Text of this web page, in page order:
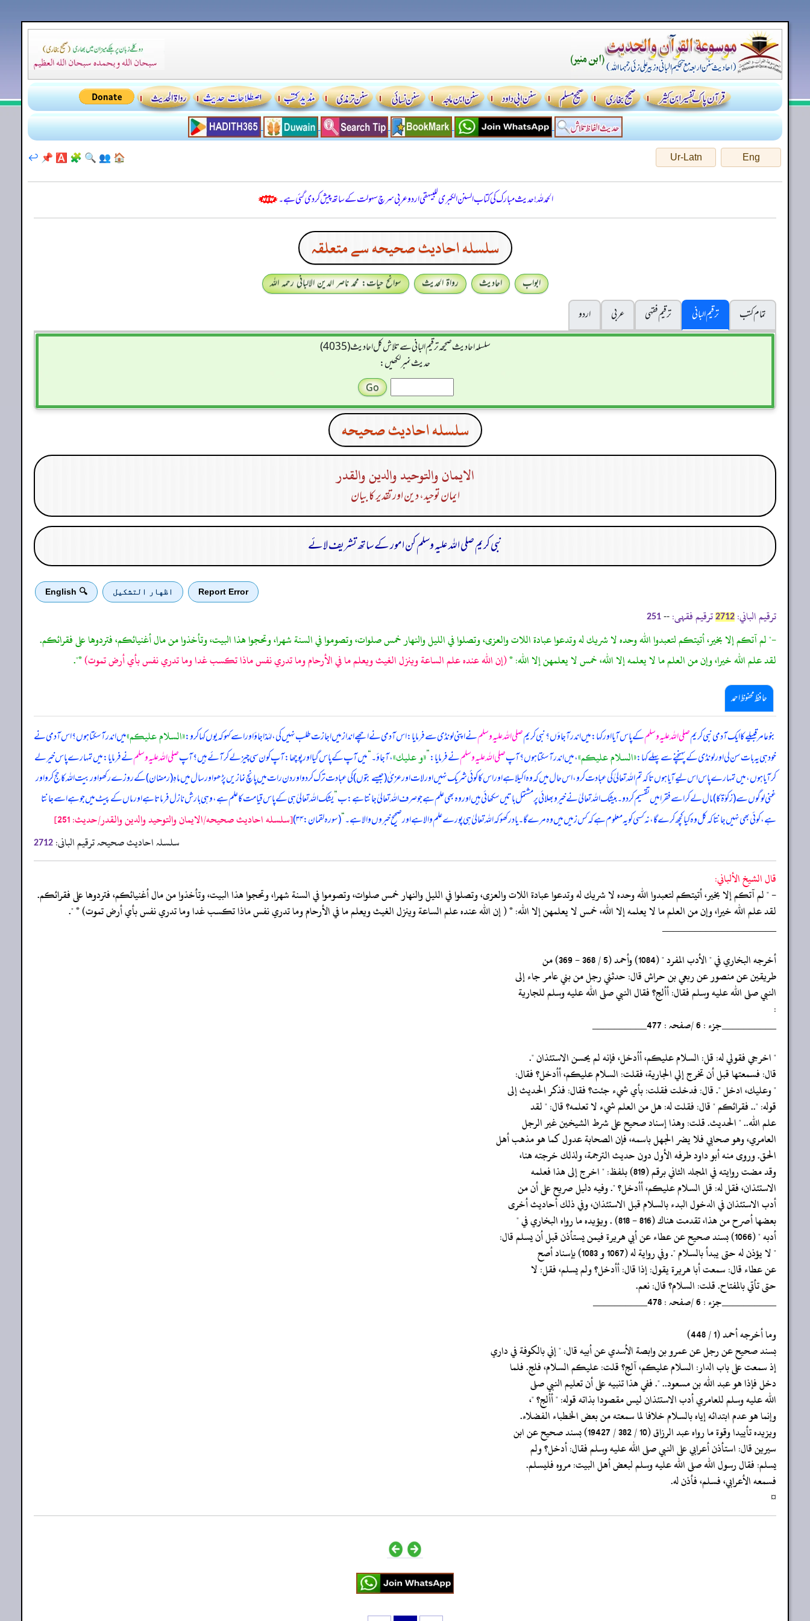
Eng
Ur-Latn
🏠
👥
🔍
🧩
🅰️
📌
↩️
الحمدللہ! حدیث مبارک کی کتاب السنن الكبرى للبيهقي اردو عربی سرچ سہولت کے ساتھ پیش کر دی گئی ہے۔
سلسله احاديث صحيحه سے متعلقہ
ابواب احادیث رواۃ الحدیث
سوانح حیات: محمد ناصر الدین الالبانی رحمہ اللہ
تمام کتب
ترقیم البانی ترقيم فقہی عربی
اردو
سلسله احاديث صحيحه ترقیم البانی سے تلاش کل احادیث (4035)
حدیث نمبر لکھیں:
سلسله احاديث صحيحه
الايمان والتوحيد والدين والقدر
ایمان توحید، دین اور تقدیر کا بیان
نبی کریم صلی اللہ علیہ وسلم کن امور کے ساتھ تشریف لائے
Report Error اظهار التشكيل 🔍 English
ترقیم الباني: 2712 ترقیم فقہی: --
251
-" لم آتكم إلا بخير، أتيتكم لتعبدوا الله وحده لا شريك له وتدعوا عبادة اللات والعزى، وتصلوا في الليل والنهار خمس صلوات، وتصوموا في السنة شهرا، وتحجوا هذا البيت، وتأخذوا من مال أغنيائكم، فتردوها على فقرائكم.
لقد علم الله خيرا، وإن من العلم ما لا يعلمه إلا الله، خمس لا يعلمهن إلا الله: *(إن الله عنده علم الساعة وينزل الغيث ويعلم ما في الأرحام وما تدري نفس ماذا تكسب غدا وما تدري نفس بأي أرض تموت)*".
حافظ محفوظ احمد
بنو عامر قبیلے کا ایک آدمی نبی کریمصلی اللہ علیہ وسلمکے پاس آیا اور کہا: میں اندر آ جاؤں؟ نبی کریمصلی اللہ علیہ وسلمنے اپنی لونڈی سے فرمایا: اس آدمی نے اچھے انداز میں اجازت طلب نہیں کی، لہٰذا جاؤ اور اسے کہو کہ یوں کہا کرو:«السلام عليكم»میں اندر آ سکتا ہوں؟ اس آدمی نے
خود ہی یہ بات سن لی اور لونڈی کے پہنچنے سے پہلے کہا:«السلام عليكم»، میں اندر آ سکتا ہوں؟ آپصلی اللہ علیہ وسلمنے فرمایا:”«و عليك»، آ جاؤ۔“میں آپ کے پاس گیا اور پوچھا: آپ کون سی چیز لے کر آئے ہیں؟ آپصلی اللہ علیہ وسلمنے فرمایا: میں تمہارے پاس خیر لے
کر آیا ہوں، میں تمہارے پاس اس لیے آیا ہوں تاکہ تم اللہ تعالیٰ کی عبادت کرو، اس حال میں کہ وہ اکیلا ہے اور اس کا کوئی شریک نہیں اور لات اور عزیٰ (جیسے بتوں) کی عبادت ترک کر دو اور دن رات میں پانچ نمازیں پڑھو اور سال میں ماہِ (رمضان) کے روزے رکھو اور بیت اللہ کا حج کرو اور
غنی لوگوں سے (زکوٰۃ کا) مال لے کر اسے فقرا میں تقسیم کر دو۔ بیشک اللہ تعالیٰ نے خیر و بھلائی پر مشتمل باتیں سکھائی ہیں اور وہ بھی علم ہے جو صرف اللہ تعالیٰ جانتا ہے: ب”یشک اللہ تعالیٰ ہی کے پاس قیامت کا علم ہے، وہی بارش نازل فرماتا ہے اور ماں کے پیٹ میں جو ہے اسے جانتا
ہے، کوئی بھی نہیں جانتا کہ کل وہ کیا کچھ کرے گا، نہ کسی کو یہ معلوم ہے کہ کس زمیں میں وہ مرے گا۔ یاد رکھو کہ اللہ تعالیٰ ہی پورے علم والا ہے اور صحیح خبروں والا ہے۔“(سورہ لقمان: ۳۴) [سلسله احاديث صحيحه/الايمان والتوحيد والدين والقدر/حدیث: 251]
سلسلہ احادیث صحیحہ ترقیم البانی: 2712
قال الشيخ الألباني:
- " لم آتكم إلا بخير، أتيتكم لتعبدوا الله وحده لا شريك له وتدعوا عبادة اللات والعزى، وتصلوا في الليل والنهار خمس صلوات، وتصوموا في السنة شهرا، وتحجوا هذا البيت، وتأخذوا من مال أغنيائكم، فتردوها على فقرائكم.
لقد علم الله خيرا، وإن من العلم ما لا يعلمه إلا الله، خمس لا يعلمهن إلا الله: * ( إن الله عنده علم الساعة وينزل الغيث ويعلم ما في الأرحام وما تدري نفس ماذا تكسب غدا وما تدري نفس بأي أرض تموت) * ".
‏‏‏‏_____________________
‏‏‏‏أخرجه البخاري في " الأدب المفرد " (1084) وأحمد (5 / 368 - 369) من
‏‏‏‏طريقين عن منصور عن ربعي بن حراش قال: حدثني رجل من بني عامر جاء إلى
‏‏‏‏النبي صلى الله عليه وسلم فقال: أألج؟ فقال النبي صلى الله عليه وسلم للجارية
‏‏‏‏:
‏‏‏‏__________جزء : 6 /صفحہ : 477__________
‏‏‏‏" اخرجي فقولي له: قل: السلام عليكم، أأدخل، فإنه لم يحسن الاستئذان ".
‏‏‏‏قال: فسمعتها قبل أن تخرج إلي الجارية، فقلت: السلام عليكم، أأدخل؟ فقال:
‏‏‏‏" وعليك، ادخل ". قال: فدخلت فقلت: بأي شيء جئت؟ فقال: فذكر الحديث إلى
‏‏‏‏قوله: ".. فقرائكم " قال: فقلت له: هل من العلم شيء لا تعلمه؟ قال: " لقد
‏‏‏‏علم الله.. " الحديث. قلت: وهذا إسناد صحيح على شرط الشيخين غير الرجل
‏‏‏‏العامري، وهو صحابي فلا يضر الجهل باسمه، فإن الصحابة عدول كما هو مذهب أهل
‏‏‏‏الحق. وروى منه أبو داود طرفه الأول دون حديث الترجمة، ولذلك خرجته هنا،
‏‏‏‏وقد مضت روايته في المجلد الثاني برقم (819) بلفظ: " اخرج إلى هذا فعلمه
‏‏‏‏الاستئذان، فقل له: قل السلام عليكم، أأدخل؟ ". وفيه دليل صريح على أن من
‏‏‏‏أدب الاستئذان في الدخول البدء بالسلام قبل الاستئذان، وفي ذلك أحاديث أخرى
‏‏‏‏بعضها أصرح من هذا، تقدمت هناك (816 - 818) . ويؤيده ما رواه البخاري في "
‏‏‏‏أدبه " (1066) بسند صحيح عن عطاء عن أبي هريرة فيمن يستأذن قبل أن يسلم قال:
‏‏‏‏" لا يؤذن له حتى يبدأ بالسلام ". وفي رواية له (1067 و 1083) بإسناد أصح
‏‏‏‏عن عطاء قال: سمعت أبا هريرة يقول: إذا قال: أأدخل؟ ولم يسلم، فقل: لا
‏‏‏‏حتى تأتي بالمفتاح. قلت: السلام؟ قال: نعم.
‏‏‏‏__________جزء : 6 /صفحہ : 478__________
‏‏‏‏وما أخرجه أحمد (1 / 448)
‏‏‏‏بسند صحيح عن رجل عن عمرو بن وابصة الأسدي عن أبيه قال: " إني بالكوفة في داري
‏‏‏‏إذ سمعت على باب الدار: السلام عليكم، آلج؟ قلت: عليكم السلام، فلج. فلما
‏‏‏‏دخل فإذا هو عبد الله بن مسعود.. ". ففي هذا تنبيه على أن تعليم النبي صلى
‏‏‏‏الله عليه وسلم للعامري أدب الاستئذان ليس مقصودا بذاته قوله: " أألج؟ "،
‏‏‏‏وإنما هو عدم ابتدائه إياه بالسلام خلافا لما سمعته من بعض الخطباء الفضلاء.
‏‏‏‏ويزيده تأييدا وقوة ما رواه عبد الرزاق (10 / 382 / 19427) بسند صحيح عن ابن
‏‏‏‏سيرين قال: استأذن أعرابي على النبي صلى الله عليه وسلم فقال: أدخل؟ ولم
‏‏‏‏يسلم: فقال رسول الله صلى الله عليه وسلم لبعض أهل البيت: مروه فليسلم.
‏‏‏‏فسمعه الأعرابي، فسلم، فأذن له.
‏‏‏‏¤